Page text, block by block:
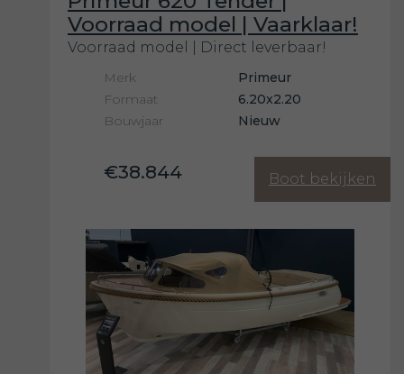
Voorraad model | Vaarklaar!
Voorraad model | Direct leverbaar!
Merk
Primeur
Formaat
6.20x2.20
Bouwjaar
Nieuw
€38.844 Boot bekijken